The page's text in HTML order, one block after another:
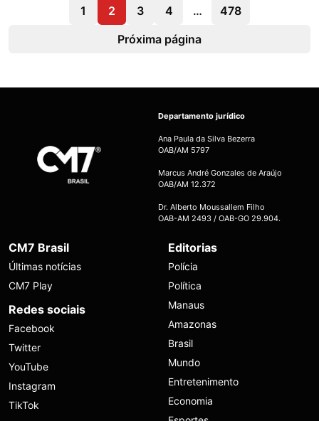
1
2 3 4 …
478
Próxima página
Departamento jurídico
Ana Paula da Silva Bezerra
OAB/AM 5797
Marcus André Gonzales de Araújo
OAB/AM 12.372
Dr. Alberto Moussallem Filho
OAB-AM 2493 / OAB-GO 29.904.
CM7 Brasil
Últimas notícias
CM7 Play
Redes sociais
Facebook
Twitter
YouTube
Instagram
TikTok
Editorias
Polícia
Política
Manaus
Amazonas
Brasil
Mundo
Entretenimento
Economia